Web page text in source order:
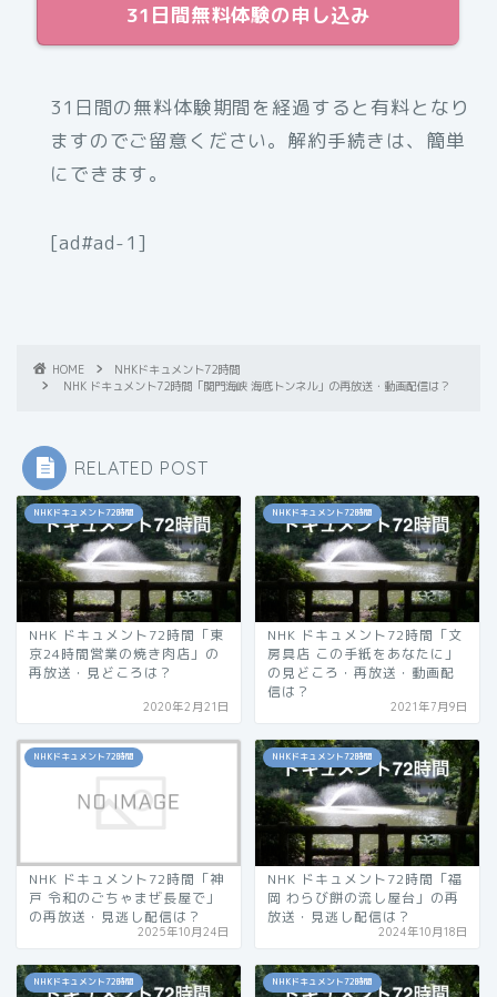
31日間無料体験の申し込み
31日間の無料体験期間を経過すると有料となり
ますのでご留意ください。解約手続きは、簡単
にできます。
[ad#ad-1]
HOME
NHKドキュメント72時間
NHK ドキュメント72時間「関門海峡 海底トンネル」の再放送・動画配信は？
RELATED POST
NHKドキュメント72時間
NHK ドキュメント72時間「東
京24時間営業の焼き肉店」の
再放送・見どころは？
2020年2月21日
NHKドキュメント72時間
NHK ドキュメント72時間「文
房具店 この手紙をあなたに」
の見どころ・再放送・動画配
信は？
2021年7月9日
NHKドキュメント72時間
NHK ドキュメント72時間「神
戸 令和のごちゃまぜ長屋で」
の再放送・見逃し配信は？
2025年10月24日
NHKドキュメント72時間
NHK ドキュメント72時間「福
岡 わらび餅の流し屋台」の再
放送・見逃し配信は？
2024年10月18日
NHKドキュメント72時間 NHKドキュメント72時間